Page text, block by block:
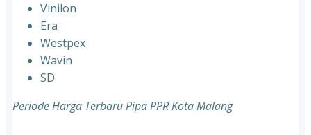
⁠Vinilon
⁠Era
⁠Westpex
⁠Wavin
⁠SD
Periode Harga Terbaru Pipa PPR Kota Malang